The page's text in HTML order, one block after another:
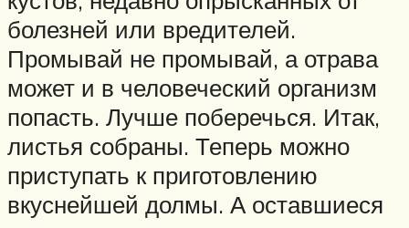
болезней или вредителей.
Промывай не промывай, а отрава
может и в человеческий организм
попасть. Лучше поберечься. Итак,
листья собраны. Теперь можно
приступать к приготовлению
вкуснейшей долмы. А оставшиеся